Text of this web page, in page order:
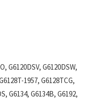
G6120DSV, G6120DSW,
1957, G6128TCG,
G6134, G6134B, G6192,